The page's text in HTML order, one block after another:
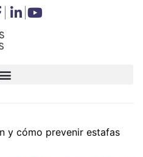
y cómo prevenir estafas